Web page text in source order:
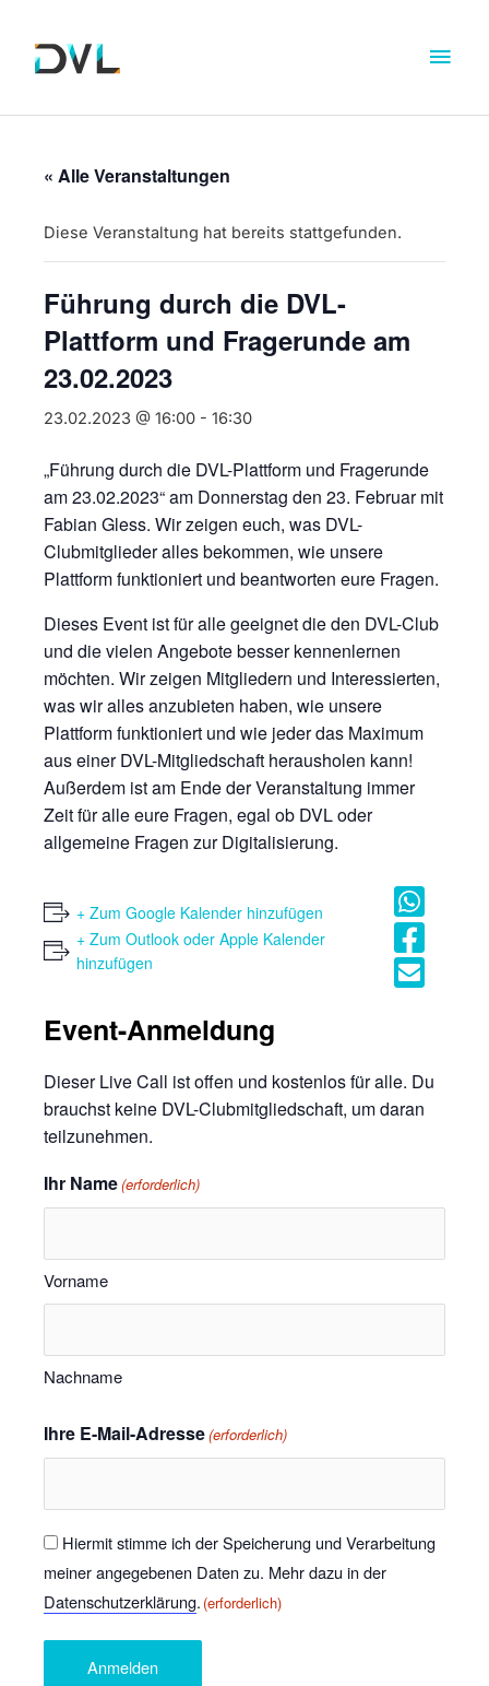
« Alle Veranstaltungen
Diese Veranstaltung hat bereits stattgefunden.
Führung durch die DVL-
Plattform und Fragerunde am
23.02.2023
23.02.2023 @ 16:00 - 16:30
„Führung durch die DVL-Plattform und Fragerunde
am 23.02.2023“ am Donnerstag den 23. Februar mit
Fabian Gless. Wir zeigen euch, was DVL-
Clubmitglieder alles bekommen, wie unsere
Plattform funktioniert und beantworten eure Fragen.
Dieses Event ist für alle geeignet die den DVL-Club
und die vielen Angebote besser kennenlernen
möchten. Wir zeigen Mitgliedern und Interessierten,
was wir alles anzubieten haben, wie unsere
Plattform funktioniert und wie jeder das Maximum
aus einer DVL-Mitgliedschaft herausholen kann!
Außerdem ist am Ende der Veranstaltung immer
Zeit für alle eure Fragen, egal ob DVL oder
allgemeine Fragen zur Digitalisierung.
+ Zum Google Kalender hinzufügen
+ Zum Outlook oder Apple Kalender
hinzufügen
Event-Anmeldung
Dieser Live Call ist offen und kostenlos für alle. Du
brauchst keine DVL-Clubmitgliedschaft, um daran
teilzunehmen.
Ihr Name(erforderlich)
Vorname
Nachname
Ihre E-Mail-Adresse(erforderlich)
Einwilligung
(erforderlich)
Hiermit stimme ich der Speicherung und Verarbeitung
meiner angegebenen Daten zu. Mehr dazu in der
Datenschutzerklärung. (erforderlich)